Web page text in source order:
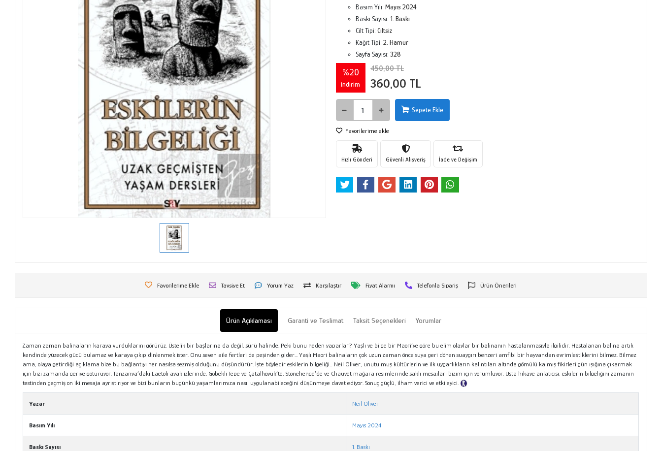
Basım Yılı: Mayıs 2024
Baskı Sayısı: 1. Baskı
Cilt Tipi: Ciltsiz
Kağıt Tipi: 2. Hamur
Sayfa Sayısı: 328
%20
indirim
450,00 TL
360,00 TL
Sepete Ekle
Favorilerime ekle
Hızlı Gönderi Güvenli Alışveriş İade ve Değişim
Favorilerime Ekle Tavsiye Et Yorum Yaz Karşılaştır Fiyat Alarmı Telefonla Sipariş Ürün Önerileri
Ürün Açıklaması Garanti ve Teslimat Taksit Seçenekleri Yorumlar
Zaman zaman balinaların karaya vurduklarını görürüz. Üstelik bir başlarına da değil, sürü halinde. Peki bunu neden yaparlar? Yaşlı ve bilge bir Maori’ye göre bu elim olaylar bir balinanın hastalanmasıyla ilgilidir. Hastalanan balina artık
kendinde yüzecek gücü bulamaz ve karaya çıkıp dinlenmek ister. Onu seven aile fertleri de peşinden gider... Yaşlı Maori balinaların çok uzun zaman önce suya geri dönen suaygırı benzeri amfibi bir hayvandan evrimleştiklerini bilmez. Bilmez
ama, olaya getirdiği açıklama bize bu bağlantıyı her nasılsa sezmiş olduğunu düşündürür. İşte böyledir eskilerin bilgeliği… Neil Oliver, unutulmuş kültürlerin ve ilk uygarlıkların kalıntıları altında gömülü kalmış fikirleri gün ışığına çıkarmak
için bizi zamanda geriye götürüyor. Tanzanya’daki Laetoli ayak izlerinde, Göbekli Tepe ve Çatalhöyük’te, Stonehenge’de ve Chauvet mağara resimlerinde saklı mesajları bizim için yorumluyor. Usta hikâye anlatıcısı, eskilerin bilgeliğini zamanın
testinden geçmiş on iki mesaja ayrıştırıyor ve bizi bunların bugünkü yaşamlarımıza nasıl uygulanabileceğini düşünmeye davet ediyor. Sonuç güçlü, ilham verici ve etkileyici.
Yazar Neil Oliver
Basım Yılı Mayıs 2024
Baskı Sayısı 1. Baskı